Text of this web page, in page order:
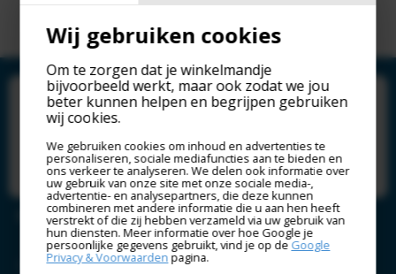
Contact
Safe4Ever B.V.
Wij gebruiken cookies
Om te zorgen dat je winkelmandje
bijvoorbeeld werkt, maar ook zodat we jou
beter kunnen helpen en begrijpen gebruiken
wij cookies.
We gebruiken cookies om inhoud en advertenties te
personaliseren, sociale mediafuncties aan te bieden en
ons verkeer te analyseren. We delen ook informatie over
uw gebruik van onze site met onze sociale media-,
advertentie- en analysepartners, die deze kunnen
combineren met andere informatie die u aan hen heeft
verstrekt of die zij hebben verzameld via uw gebruik van
hun diensten. Meer informatie over hoe Google je
persoonlijke gegevens gebruikt, vind je op deGoogle
Privacy & Voorwaarden pagina.